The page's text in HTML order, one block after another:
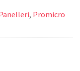
, Promicro